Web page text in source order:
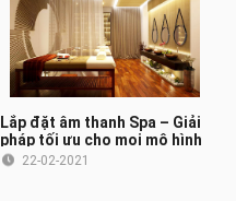
Lắp đặt âm thanh Spa – Giải
pháp tối ưu cho mọi mô hình
Spa22-02-2021